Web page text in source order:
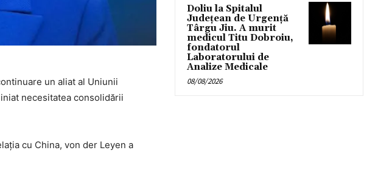
un aliat al Uniunii
necesitatea consolidării
cu China, von der Leyen a
Doliu la Spitalul
Județean de Urgență
Târgu Jiu. A murit
medicul Titu Dobroiu,
fondatorul
Laboratorului de
Analize Medicale
08/08/2026